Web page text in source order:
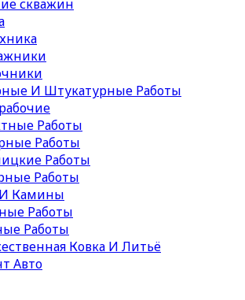
скважин
И Штукатурные Работы
Работы
Работы
Работы
Работы
Камины
Работы
Работы
Ковка И Литьё
Авто